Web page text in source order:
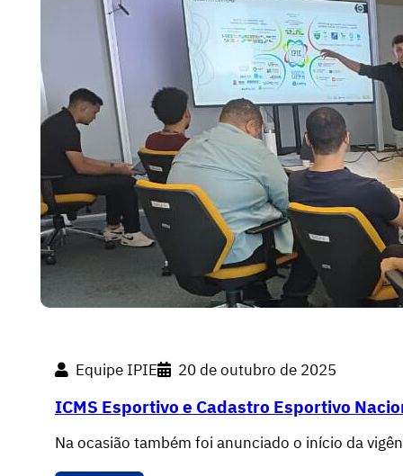
Equipe IPIE 20 de outubro de 2025
ICMS Esportivo e Cadastro Esportivo
Na ocasião também foi anunciado o início da